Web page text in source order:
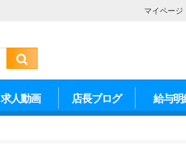
マイページ
求人動画 店長ブログ 給与明